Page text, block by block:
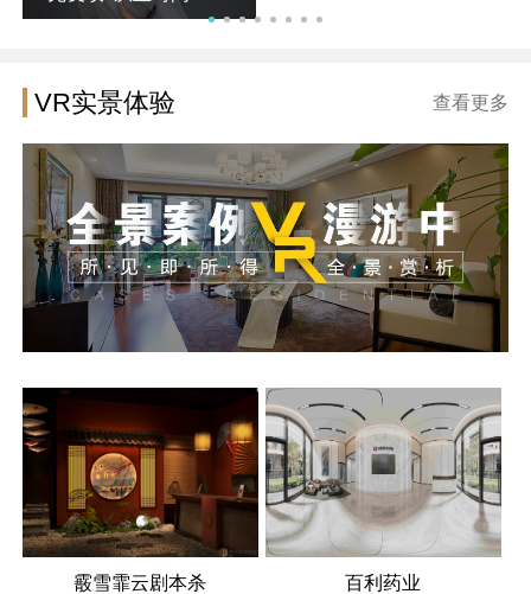
VR实景体验 查看更多
霰雪霏云剧本杀 百利药业